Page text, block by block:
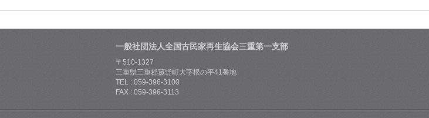
一般社団法人全国古民家再生協会三重第一支部
〒510-1327
三重県三重郡菰野町大字根の平41番地
TEL : 059-396-3100
FAX : 059-396-3113